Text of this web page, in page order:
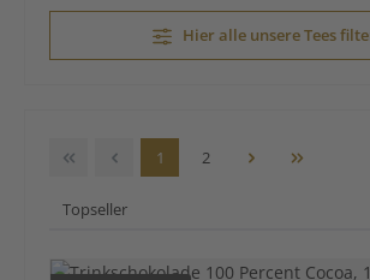
Hier alle unsere Tees
Seite
1 Seite
2